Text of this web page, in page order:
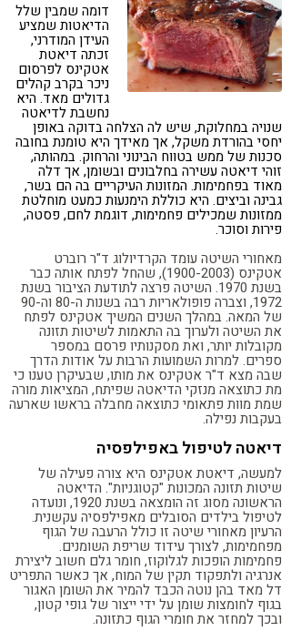
דומה שמבין שלל
הדיאטות שמציע
העידן המודרני,
זכתה דיאטת
אטקינס לפרסום
ניכר בקרב קהלים
גדולים מאד. היא
נחשבת לדיאטה
שנויה במחלוקת, שיש לה הצלחה בדוקה באופן
יחסי בהורדת משקל, אך מאידך היא טומנת בחובה
סכנות של ממש בטווח הבינוני והרחוק. במהותה,
זוהי דיאטה עשירה בחלבונים ובשומן, אך דלה
מאוד בפחמימות. המזונות העיקריים בה הם בשר,
גבינה וביצים. היא כוללת הימנעות כמעט מוחלטת
ממזונות שמכילים פחמימות, דוגמת לחם, פסטה,
פירות וסוכר.
מאחורי השיטה עומד הקרדיולוג ד"ר רוברט
אטקינס (1900-2003), שהחל לפתח אותה כבר
בשנת 1970. השיטה פרצה לתודעת הציבור בשנת
1972, וצברה פופולאריות רבה בשנות ה-80 וה-90
של המאה. במהלך השנים המשיך אטקינס לפתח
את השיטה ולערוך בה התאמות לשיטות תזונה
מקובלות יותר, ואת מסקנותיו פרסם במספר
ספרים. למרות השמועות הרבות על אודות הדרך
שבה מצא ד"ר אטקינס את מותו, שבעיקרן טענו כי
מת כתוצאה מנזקי הדיאטה שפיתח, המציאות מורה
שמת מוות פתאומי כתוצאה מחבלה בראשו שארעה
בעקבות נפילה.
דיאטה לטיפול באפילפסיה
למעשה, דיאטת אטקינס היא צורה פעילה של
שיטות תזונה המכונות "קטוגניות". הדיאטה
הראשונה מסוג זה הומצאה בשנת 1920, ונועדה
לטיפול בילדים הסובלים מאפילפסיה עקשנית.
הרעיון מאחורי שיטה זו כולל הרעבה של הגוף
מפחמימות, לצורך עידוד שריפת השומנים.
פחמימות הופכות לגלוקוז, חומר גלם חשוב ליצירת
אנרגיה ולתפקוד תקין של המוח, אך כאשר התפריט
דל מאד בהן נוטה הכבד להמיר את השומן האגור
בגוף לחומצות שומן על ידי ייצור של גופי קטון,
ובכך למחזר את חומרי הגוף כתזונה.